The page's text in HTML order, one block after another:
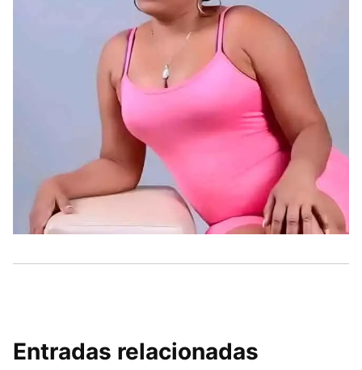
Entradas relacionadas